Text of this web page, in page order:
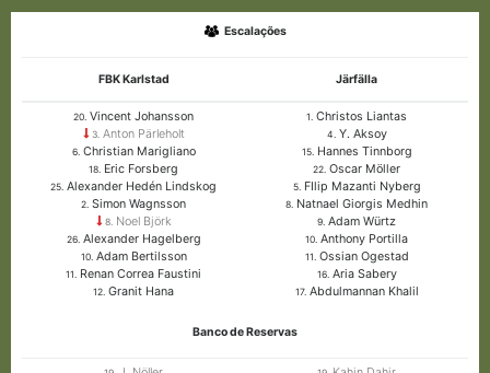
Escalações
FBK Karlstad Järfälla
20. Vincent Johansson
3.Anton Pärleholt
6.Christian Marigliano
18. Eric Forsberg
25. Alexander Hedén Lindskog
2. Simon Wagnsson
8.Noel Björk
26.Alexander Hagelberg
10.Adam Bertilsson
11. Renan Correa Faustini
12. Granit Hana
1. Christos Liantas
4. Y. Aksoy
15.Hannes Tinnborg
22. Oscar Möller
5.FIlip Mazanti Nyberg
8. Natnael Giorgis Medhin
9. Adam Würtz
10. Anthony Portilla
11. Ossian Ogestad
16.Aria Sabery
17.Abdulmannan Khalil
Banco de Reservas